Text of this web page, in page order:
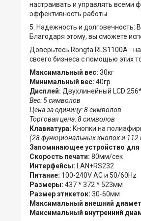
настраивать и управлять всеми
эффективность работы.
5. Надежность и долговечность:
Благодаря этому, вы сможете
Доверьтесь Rongta RLS1100A -
своего бизнеса с помощью этих
Максимальный вес: 30кг
Минимальный вес: 40гр
Дисплей: Двухлинейный LCD
Вес: 5 символов
Цена за единицу: 8 символов
Торговая цена: 8 символов
Клавиатура: Кнопки на
(28 функциональных кнопок и 112
Запоминающее устройство для
Скорость печати: 80мм/сек
Интерфейсы: LAN+RS232
Питание: 100-240V AC и 50/60Hz
Размеры: 437 * 372 * 523мм
Размер этикеток: 30-60мм
Максимальный внешний
Максимальный внутренний